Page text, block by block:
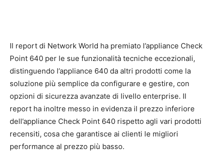
Il report di Network World ha premiato l’appliance Check
Point 640 per le sue funzionalità tecniche eccezionali,
distinguendo l’appliance 640 da altri prodotti come la
soluzione più semplice da configurare e gestire, con
opzioni di sicurezza avanzate di livello enterprise. Il
report ha inoltre messo in evidenza il prezzo inferiore
dell’appliance Check Point 640 rispetto agli vari prodotti
recensiti, cosa che garantisce ai clienti le migliori
performance al prezzo più basso.